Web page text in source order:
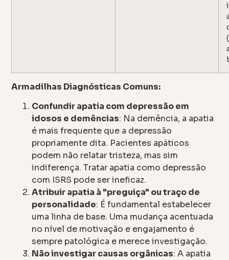
Armadilhas Diagnósticas Comuns:
Confundir apatia com depressão em
idosos e demências: Na demência, a apatia
é mais frequente que a depressão
propriamente dita. Pacientes apáticos
podem não relatar tristeza, mas sim
indiferença. Tratar apatia como depressão
com ISRS pode ser ineficaz.
Atribuir apatia à "preguiça" ou traço de
personalidade: É fundamental estabelecer
uma linha de base. Uma mudança acentuada
no nível de motivação e engajamento é
sempre patológica e merece investigação.
Não investigar causas orgânicas: A apatia